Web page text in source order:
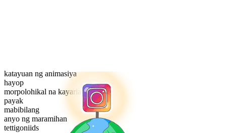
katayuan ng animasiya
hayop
morpolohikal na kayarian
payak
mabibilang
anyo ng maramihan
tettigoniids